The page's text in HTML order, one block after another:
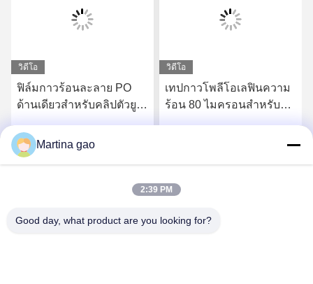
วิดีโอ
ฟิล์มกาวร้อนละลาย PO
ด้านเดียวสำหรับคลิปตัวยู
รับราคาที่ดีที่สุด
วิดีโอ
เทปกาวโพลีโอเลฟินความ
ร้อน 80 ไมครอนสำหรับ
Martina gao
2:39 PM
Good day, what product are you looking for?